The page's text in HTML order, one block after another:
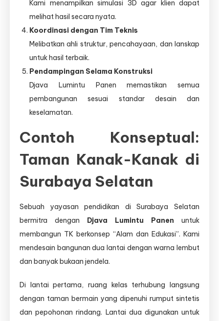
Kami menampilkan simulasi 3D agar klien dapat
melihat hasil secara nyata.
Koordinasi dengan Tim Teknis
Melibatkan ahli struktur, pencahayaan, dan lanskap
untuk hasil terbaik.
Pendampingan Selama Konstruksi
Djava Lumintu Panen memastikan semua
pembangunan sesuai standar desain dan
keselamatan.
Contoh Konseptual:
Taman Kanak-Kanak di
Surabaya Selatan
Sebuah yayasan pendidikan di Surabaya Selatan
bermitra dengan
Djava Lumintu Panen untuk
membangun TK berkonsep “Alam dan Edukasi”. Kami
mendesain bangunan dua lantai dengan warna lembut
dan banyak bukaan jendela.
Di lantai pertama, ruang kelas terhubung langsung
dengan taman bermain yang dipenuhi rumput sintetis
dan pepohonan rindang. Lantai dua digunakan untuk